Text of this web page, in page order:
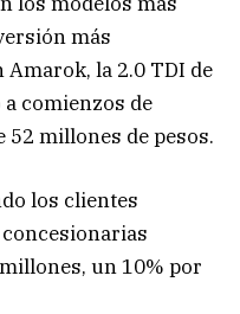
más
Amarok, la 2.0 TDI de
comienzos de
52 millones de pesos.
los clientes
un 10% por